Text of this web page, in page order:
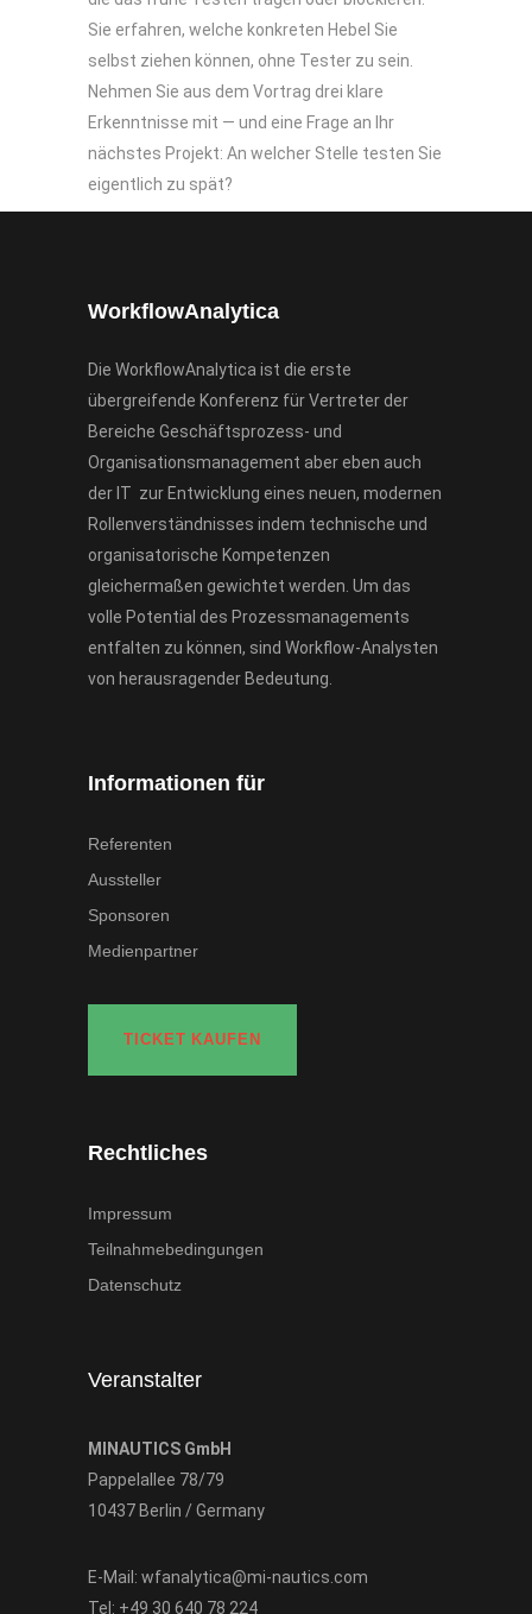
Sie erfahren, welche konkreten Hebel Sie
selbst ziehen können, ohne Tester zu sein.
Nehmen Sie aus dem Vortrag drei klare
Erkenntnisse mit — und eine Frage an Ihr
nächstes Projekt: An welcher Stelle testen Sie
eigentlich zu spät?
WorkflowAnalytica
Die WorkflowAnalytica ist die erste
übergreifende Konferenz für Vertreter der
Bereiche Geschäftsprozess- und
Organisationsmanagement aber eben auch
der IT zur Entwicklung eines neuen, modernen
Rollenverständnisses indem technische und
organisatorische Kompetenzen
gleichermaßen gewichtet werden. Um das
volle Potential des Prozessmanagements
entfalten zu können, sind Workflow-Analysten
von herausragender Bedeutung.
Informationen für
Referenten
Aussteller
Sponsoren
Medienpartner
TICKET KAUFEN
Rechtliches
Impressum
Teilnahmebedingungen
Datenschutz
Veranstalter
MINAUTICS GmbH
Pappelallee 78/79
10437 Berlin / Germany
E-Mail: wfanalytica@mi-nautics.com
Tel: +49 30 640 78 224